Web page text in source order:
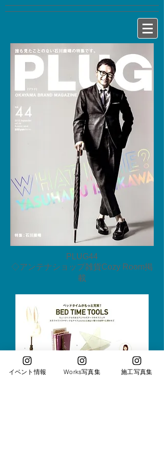
PLUG44
◇アンテナショップ雑貨Cozy Room掲
載
イベント情報 Works写真集 施工写真集